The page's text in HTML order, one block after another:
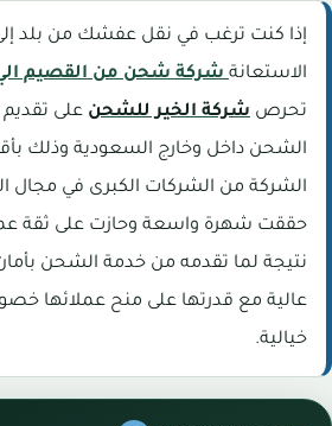
إذا كنت ترغب في نقل عفشك من بلد
الاستعانةشركة شحن من القصيم
تحرص شركة الخير للشحن على
الشحن داخل وخارج السعودية وذلك
الشركة من الشركات الكبرى في مجال
حققت شهرة واسعة وحازت على ثقة
نتيجة لما تقدمه من خدمة الشحن
عالية مع قدرتها على منح عملائها
خيالية.